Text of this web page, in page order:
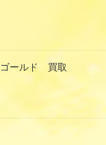
ールド 買取